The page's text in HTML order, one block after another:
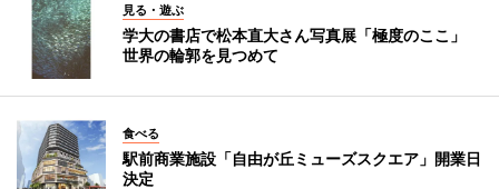
見る・遊ぶ
学大の書店で松本直大さん写真展「極度のここ」
世界の輪郭を見つめて
食べる
駅前商業施設「自由が丘ミューズスクエア」開業日
決定